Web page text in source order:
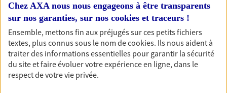
professionnels et les
entreprises
Comme vous, nous sommes des indépendants. Nous
bâtissons ensemble des solutions cohérentes pour
protéger votre activité, vos collaborateurs... mais aussi
vous-même et votre famille.
Chez AXA nous nous engageons à être transparents
sur nos garanties, sur nos cookies et traceurs !
Ensemble, mettons fin aux préjugés sur ces petits fichiers
textes, plus connus sous le nom decookies. Ils nous aident à
traiter des informations essentielles pour garantir la sécurité
du site et faire évoluer votre expérience en ligne, dans le
respect de votre vie privée.